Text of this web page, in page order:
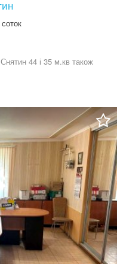
44 і 35 м.кв також